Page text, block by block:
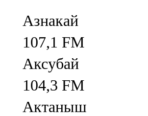
Азнакай
107,1 FM
Аксубай
104,3 FM
Актаныш